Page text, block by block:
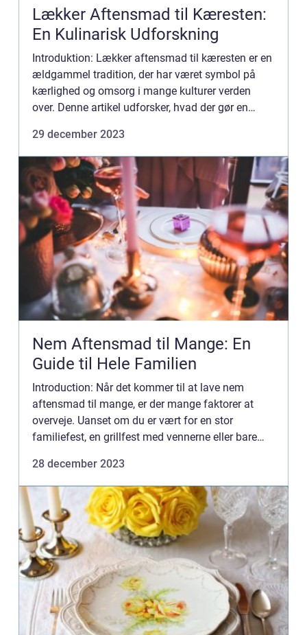
Lækker Aftensmad til Kæresten:
En Kulinarisk Udforskning
Introduktion: Lækker aftensmad til kæresten er en
ældgammel tradition, der har været symbol på
kærlighed og omsorg i mange kulturer verden
over. Denne artikel udforsker, hvad der gør en
imponere sin kæ...
29 december 2023
Nem Aftensmad til Mange: En
Guide til Hele Familien
Introduction: Når det kommer til at lave nem
aftensmad til mange, er der mange faktorer at
overveje. Uanset om du er vært for en stor
familiefest, en grillfest med vennerne eller bare
at have ops...
28 december 2023